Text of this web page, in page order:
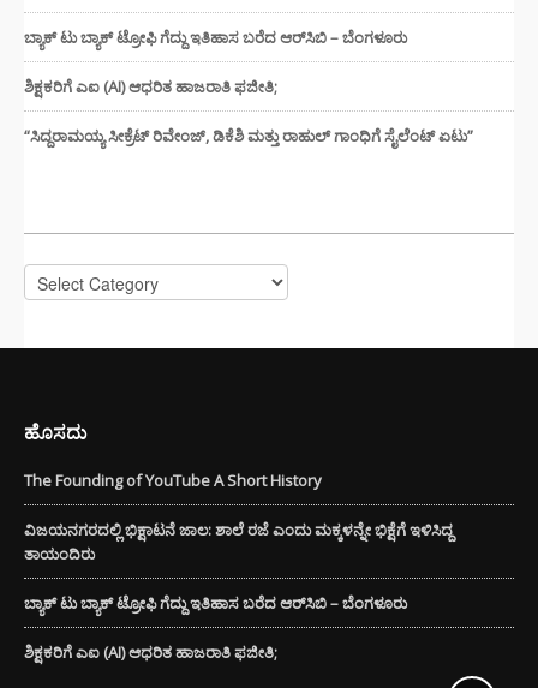
ಬ್ಯಾಕ್ ಟು ಬ್ಯಾಕ್ ಟ್ರೋಫಿ ಗೆದ್ದು ಇತಿಹಾಸ ಬರೆದ ಆರ್‌ಸಿಬಿ – ಬೆಂಗಳೂರು
ಶಿಕ್ಷಕರಿಗೆ ಎಐ (AI) ಆಧರಿತ ಹಾಜರಾತಿ ಫಜೀತಿ;
“ಸಿದ್ದರಾಮಯ್ಯ ಸೀಕ್ರೆಟ್ ರಿವೇಂಜ್‌, ಡಿಕೆಶಿ ಮತ್ತು ರಾಹುಲ್‌ ಗಾಂಧಿಗೆ ಸೈಲೆಂಟ್ ಏಟು”
Categories
ಹೊಸದು
The Founding of YouTube A Short History
ವಿಜಯನಗರದಲ್ಲಿ ಭಿಕ್ಷಾಟನೆ ಜಾಲ: ಶಾಲೆ ರಜೆ ಎಂದು ಮಕ್ಕಳನ್ನೇ ಭಿಕ್ಷೆಗೆ ಇಳಿಸಿದ್ದ
ತಾಯಂದಿರು
ಬ್ಯಾಕ್ ಟು ಬ್ಯಾಕ್ ಟ್ರೋಫಿ ಗೆದ್ದು ಇತಿಹಾಸ ಬರೆದ ಆರ್‌ಸಿಬಿ – ಬೆಂಗಳೂರು
ಶಿಕ್ಷಕರಿಗೆ ಎಐ (AI) ಆಧರಿತ ಹಾಜರಾತಿ ಫಜೀತಿ;